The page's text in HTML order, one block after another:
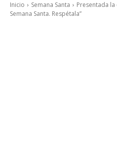
Inicio Semana Santa
Presentada la
Semana Santa. Respétala”